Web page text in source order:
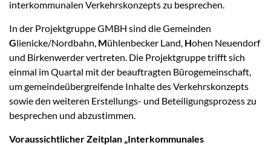
interkommunalen Verkehrskonzepts zu besprechen.
In der Projektgruppe GMBH sind die Gemeinden
Glienicke/Nordbahn, Mühlenbecker Land, Hohen Neuendorf
und Birkenwerder vertreten. Die Projektgruppe trifft sich
einmal im Quartal mit der beauftragten Bürogemeinschaft,
um gemeindeübergreifende Inhalte des Verkehrskonzepts
sowie den weiteren Erstellungs- und Beteiligungsprozess zu
besprechen und abzustimmen.
Voraussichtlicher Zeitplan „Interkommunales